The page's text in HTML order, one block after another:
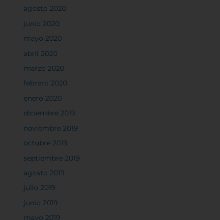
agosto 2020
junio 2020
mayo 2020
abril 2020
marzo 2020
febrero 2020
enero 2020
diciembre 2019
noviembre 2019
octubre 2019
septiembre 2019
agosto 2019
julio 2019
junio 2019
mayo 2019
más y cambiar nuestras configuraciones
predeterminadas. Sin embargo, el bloqueo de
algunos tipos de cookies puede afectar su
experiencia en el sitio y los servicios que podemos
ofrecer.Más información
Permitir todas
Sistema de personalización de cookies
Cookies dirigidas
Cookies de funcionalidad